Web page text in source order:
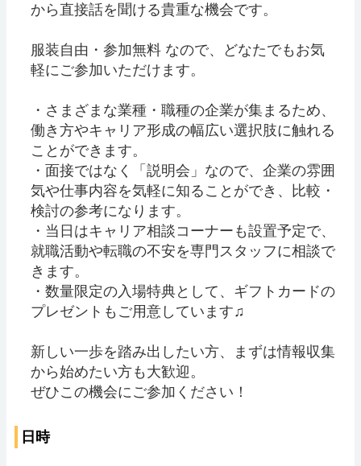
から直接話を聞ける貴重な機会です。
服装自由・参加無料 なので、どなたでもお気
軽にご参加いただけます。
・さまざまな業種・職種の企業が集まるため、
働き方やキャリア形成の幅広い選択肢に触れる
ことができます。
・面接ではなく「説明会」なので、企業の雰囲
気や仕事内容を気軽に知ることができ、比較・
検討の参考になります。
・当日はキャリア相談コーナーも設置予定で、
就職活動や転職の不安を専門スタッフに相談で
きます。
・数量限定の入場特典として、ギフトカードの
プレゼントもご用意しています♫
新しい一歩を踏み出したい方、まずは情報収集
から始めたい方も大歓迎。
ぜひこの機会にご参加ください！
日時